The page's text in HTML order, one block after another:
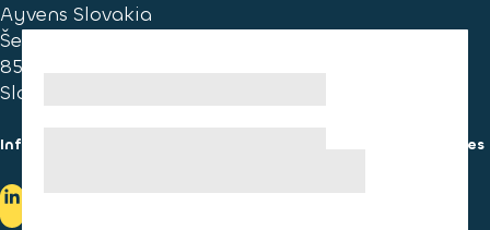
Ayvens Slovakia
Ševčenkova 34
851 01 Bratislava
Slovakia
Informácie pre spotrebiteľa Informácie o používaní cookies